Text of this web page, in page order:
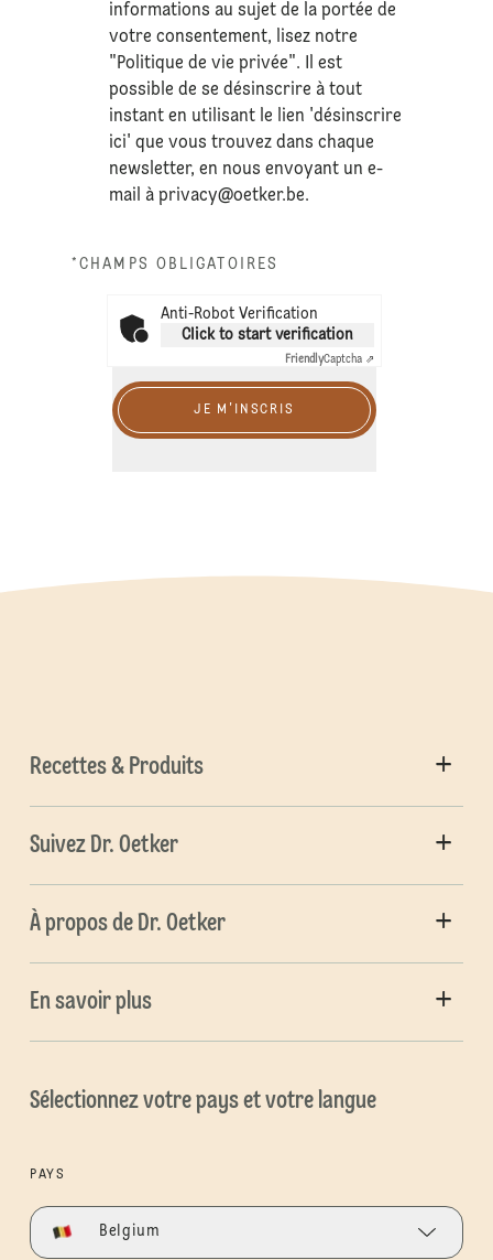
informations au sujet de la portée de
votre consentement, lisez notre
"Politique de vie privée". Il est
possible de se désinscrire à tout
instant en utilisant le lien 'désinscrire
ici' que vous trouvez dans chaque
newsletter, en nous envoyant un e-
mail àprivacy@oetker.be.
*CHAMPS OBLIGATOIRES
Anti-Robot Verification
Click to start verification
FriendlyCaptcha ⇗
JE M'INSCRIS
Recettes & Produits
Suivez Dr. Oetker
À propos de Dr. Oetker
En savoir plus
Sélectionnez votre pays et votre langue
PAYS
Belgium